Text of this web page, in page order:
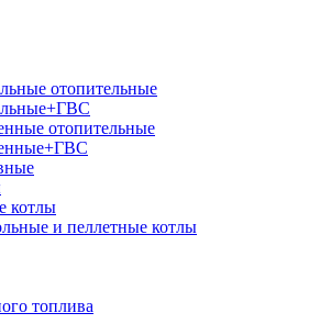
отопительные
отопительные
котлы
и пеллетные котлы
топлива